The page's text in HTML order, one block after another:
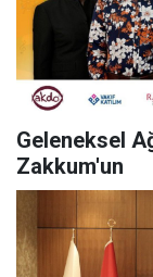
Geleneksel
Zakkum'un